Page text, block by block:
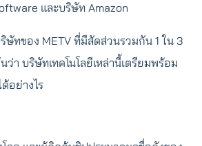
และบริษัท Amazon
ษัทของ METV ที่มีสัดส่วนรวมกัน 1 ใน 3
า บริษัทเทคโนโลยีเหล่านี้เตรียมพร้อม
อย่างไร